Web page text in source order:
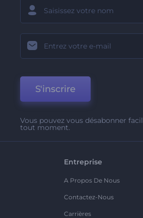
S'inscrire
Vous pouvez vous désabonner
tout moment.
Entreprise
A Propos De Nous
Contactez-Nous
Carrières